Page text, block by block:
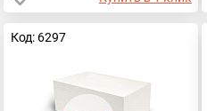
Код: 6297